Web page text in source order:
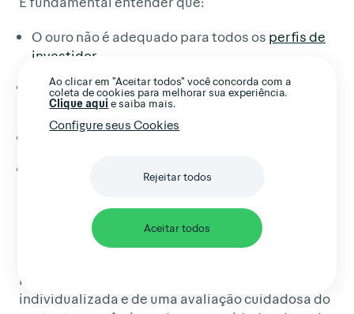
Ao clicar em "Aceitar todos" você concorda com a
coleta de cookies para melhorar sua experiência.
Clique aqui e saiba mais.
Configure seus Cookies
Rejeitar todos
Aceitar todos
O ouro não é adequado para todos os perfis de
investidor
Alocações devem ser proporcionais ao seu
patrimônio total e objetivos
Não existem garantias de performance futura
O ouro deve ser parte de uma estratégia mais
ampla, não a totalidade do portfólio
O ouro, assim como qualquer ativo financeiro,
está sujeito a oscilações de mercado e não
incluí-lo em uma carteira depende de uma análise
individualizada e de uma avaliação cuidadosa do